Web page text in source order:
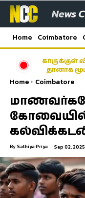
Home Coimbatore
காருக்குள்
தானாக
Home Coimbatore
கோவையில்
By Sathiya Priya Sep 02,